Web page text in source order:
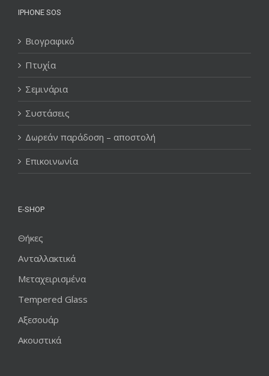
IPHONE SOS
Βιογραφικό
Πτυχία
Σεμινάρια
Συστάσεις
Δωρεάν παράδοση – αποστολή
Επικοινωνία
E-SHOP
Θήκες
Ανταλλακτικά
Μεταχειρισμένα
Tempered Glass
Αξεσουάρ
Ακουστικά